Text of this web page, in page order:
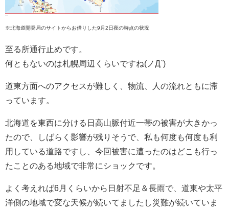
※北海道開発局のサイトからお借りした9月2日夜の時点の状況
至る所通行止めです。
何ともないのは札幌周辺くらいですね(ノД`)
道東方面へのアクセスが難しく、物流、人の流れともに滞
っています。
北海道を東西に分ける日高山脈付近一帯の被害が大きかっ
たので、しばらく影響が残りそうで、私も何度も何度も利
用している道路ですし、今回被害に遭ったのはどこも行っ
たことのある地域で非常にショックです。
よく考えれば6月くらいから日射不足＆長雨で、道東や太平
洋側の地域で変な天候が続いてましたし災難が続いていま